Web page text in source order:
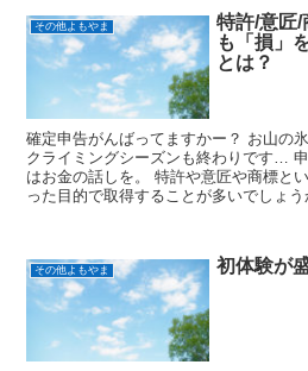
その他よもやま
特許/意匠/
も「損」
とは？
確定申告がんばってますかー？ お山の
クライミングシーズンも終わりです…
はお金の話しを。 特許や意匠や商標と
った目的で取得することが多いでしょう
その他よもやま 初体験が